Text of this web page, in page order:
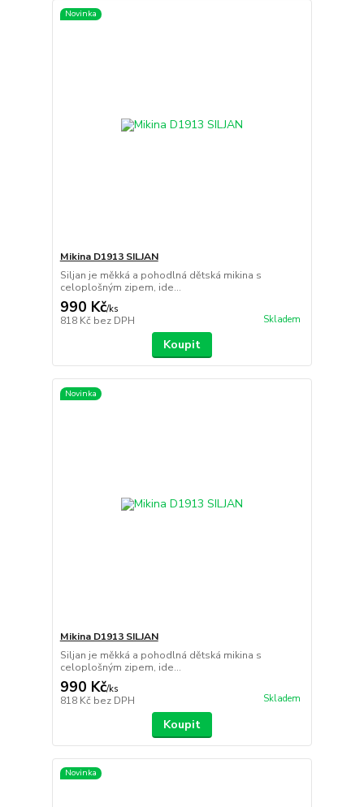
Novinka
Mikina D1913 SILJAN
Siljan je měkká a pohodlná dětská mikina s
celoplošným zipem, ide...
990 Kč/ks
818 Kč bez DPH Skladem
Koupit
Novinka
Mikina D1913 SILJAN
Siljan je měkká a pohodlná dětská mikina s
celoplošným zipem, ide...
990 Kč/ks
818 Kč bez DPH Skladem
Koupit
Novinka